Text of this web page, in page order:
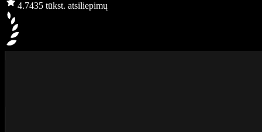
4.7435 tūkst. atsiliepimų